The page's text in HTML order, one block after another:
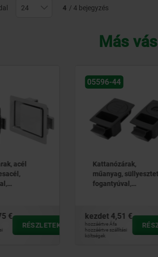
4 / 4 bejegyzés
Más
€
RÉSZLETEK
05596-60
Műanyag
elforgatható,
kezdet 22,41 €
hozzáértve Áfa
hozzáértve szállítási
költségek